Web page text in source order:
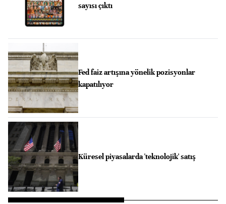
sayısı çıktı
Fed faiz artışına yönelik pozisyonlar
kapatılıyor
Küresel piyasalarda 'teknolojik' satış